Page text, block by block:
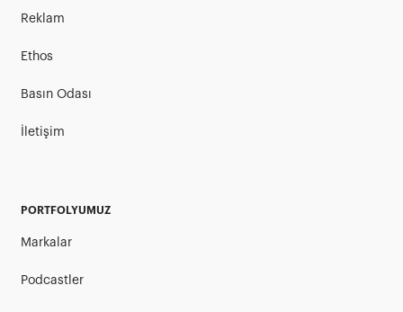
Reklam
Ethos
Basın Odası
İletişim
PORTFOLYUMUZ
Markalar
Podcastler